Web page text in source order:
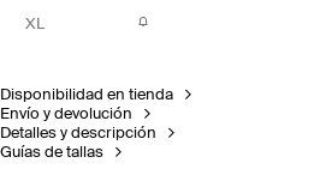
XL
Disponibilidad en tienda
Envío y devolución
Detalles y descripción
Guías de tallas